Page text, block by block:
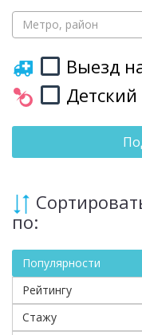
Метро, район
Выезд
по:
Популярности
Рейтингу
Стажу